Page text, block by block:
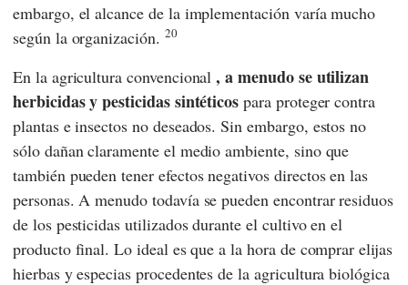
embargo, el alcance de la implementación varía mucho
según la organización. 20
En la agricultura convencional, a menudo se utilizan
herbicidas y pesticidas sintéticos para proteger contra
plantas e insectos no deseados. Sin embargo, estos no
sólo dañan claramente el medio ambiente, sino que
también pueden tener efectos negativos directos en las
personas. A menudo todavía se pueden encontrar residuos
de los pesticidas utilizados durante el cultivo en el
producto final. Lo ideal es que a la hora de comprar elijas
hierbas y especias procedentes de la agricultura biológica